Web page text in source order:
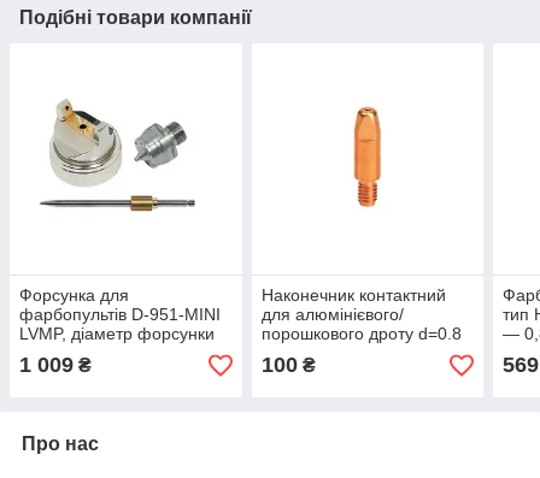
Подібні товари компанії
Форсунка для
фарбопультів D-951-MINI
LVMP, діаметр форсунки
— 0,8 мм NS-D-951-MINI-
0.8LM AUARITA
1 009 ₴
Наконечник контактний
для алюмінієвого/
порошкового дроту d=0.8
мм 722556
100₴
тип
—
569
Про нас